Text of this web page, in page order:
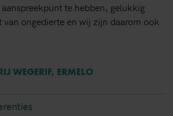
te hebben, gelukkig
van ongedierte en wij zijn daarom ook
WEGERIF, ERMELO